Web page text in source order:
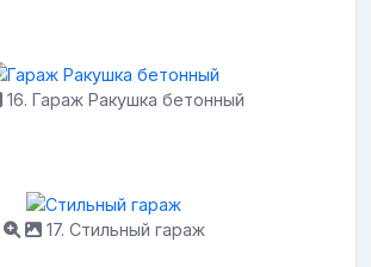
16. Гараж Ракушка бетонный
17. Стильный гараж